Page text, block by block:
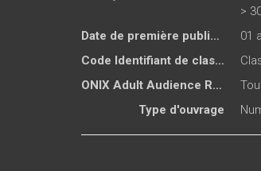
>
Date de première publication du titre
01
Code Identifiant de classement sujet
ONIX Adult Audience Rating
Type d'ouvrage